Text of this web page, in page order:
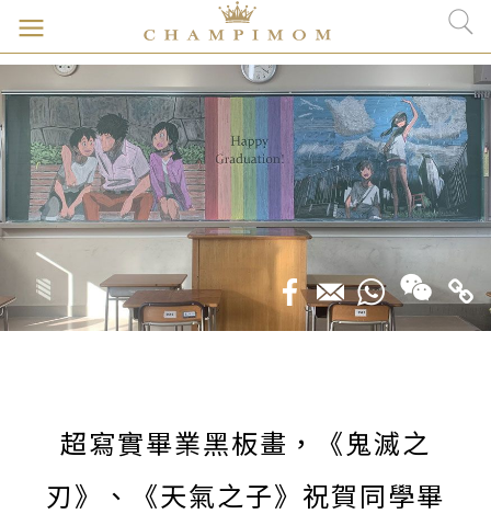
超寫實畢業黑板畫，《鬼滅之
刃》、《天氣之子》祝賀同學畢